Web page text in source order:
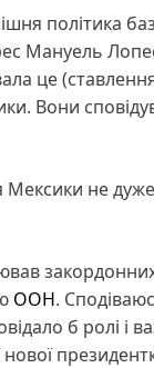
політика
Мануель
це
Вони
не
ООН.
б ролі і